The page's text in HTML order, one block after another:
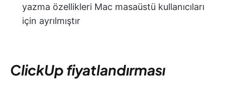
yazma özellikleri Mac masaüstü kullanıcıları
için ayrılmıştır
ClickUp fiyatlandırması